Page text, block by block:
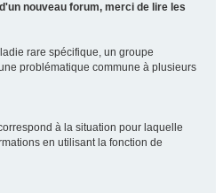
nouveau forum, merci de lire les
rare spécifique, un groupe
problématique commune à plusieurs
à la situation pour laquelle
en utilisant la fonction de